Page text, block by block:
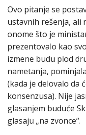
Ovo pitanje se
ustavnih rešenja, ali
onome što je
prezentovalo kao
izmene budu plod
nametanja,
(kada je delovalo da
konsenzusa). Nije
glasanjem buduće
glasaju „na zvonce“.